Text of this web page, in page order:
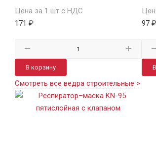
Цена за 1 шт с НДС
171 ₽
В корзину
97 ₽
Смотреть все ведра строительные >